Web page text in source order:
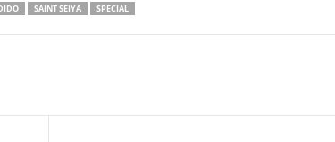
SAINT SEIYA SPECIAL